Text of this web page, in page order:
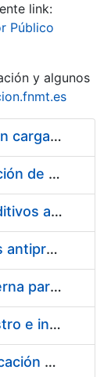
link:
Público
y algunos
Pliego condiciones optimización cargas compras firmado
Acuerdo marco para la fabricación de piezas
Suministro de Protectores Auditivos a medida para las personas trabajadoras de los Centros de Trabajo de Madrid y Burgos
Suministro de gafas graduadas antiproyecciones para los trabajadores de la FNMT-RCM en los centros de trabajo de Madrid y Burgos
Servicios de una empresa externa para el asesoramiento y resolución de los recursos de alzada que se presentan relacionados con procesos de selección para la FNMT-RCM
Acuerdo marco para el suministro e instalación de persianas, estores y otros complementos
Servicio de Calibración y Verificación Externa de los Equipos de Medición del Servicio de Prevención de la FNMT-RCM